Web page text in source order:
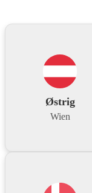
Østrig
Wien